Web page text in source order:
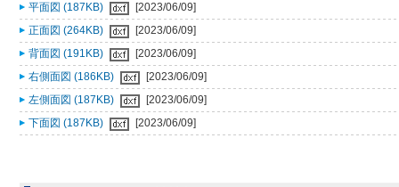
平面図 (187KB)
[2023/06/09]
正面図 (264KB)
[2023/06/09]
背面図 (191KB)
[2023/06/09]
右側面図 (186KB)
[2023/06/09]
左側面図 (187KB)
[2023/06/09]
下面図 (187KB)
[2023/06/09]